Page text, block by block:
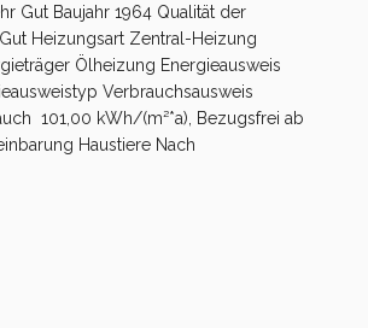
Gut Baujahr 1964 Qualität der
Heizungsart Zentral-Heizung
Ölheizung Energieausweis
Verbrauchsausweis
101,00 kWh/(m²*a), Bezugsfrei ab
Haustiere Nach